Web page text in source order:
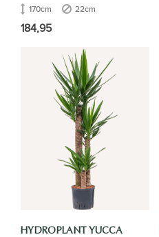
170cm 22cm
184,95
HYDROPLANT YUCCA